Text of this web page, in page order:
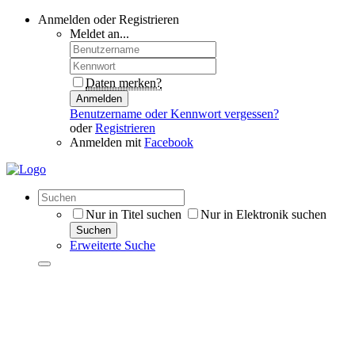
Anmelden oder Registrieren
Meldet an...
Daten merken?
Anmelden
Benutzername oder Kennwort vergessen?
oderRegistrieren
Anmelden mit Facebook
Nur in Titel suchen Nur in Elektronik suchen
Suchen
Erweiterte Suche